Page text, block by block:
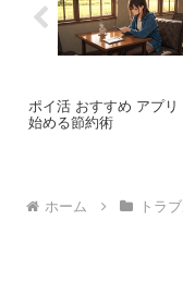
ポイ活 おすすめ アプリ
始める節約術
ホーム トラ